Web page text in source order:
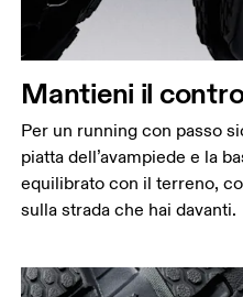
Mantieni il
Per un running con passo
piatta dell’avampiede e la
equilibrato con il terreno,
sulla strada che hai davanti.